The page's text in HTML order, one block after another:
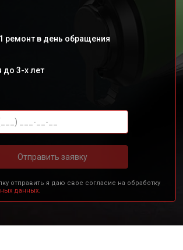
ремонт в день обращения
до 3-х лет
Отправить заявку
отправить я даю свое согласие на обработку
данных.